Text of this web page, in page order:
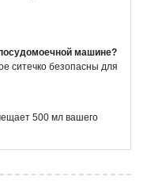
машине?
ситечко безопасны для
500 мл вашего